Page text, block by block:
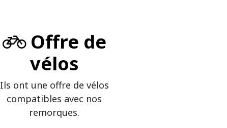
Offre de
vélos
Ils ont une offre de vélos
compatibles avec nos
remorques.